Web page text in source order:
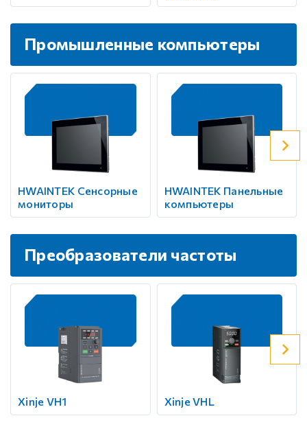
Промышленные компьютеры
HWAINTEK Сенсорные
мониторы
HWAINTEK Панельные
компьютеры
Преобразователи частоты
Xinje VH1 Xinje VHL